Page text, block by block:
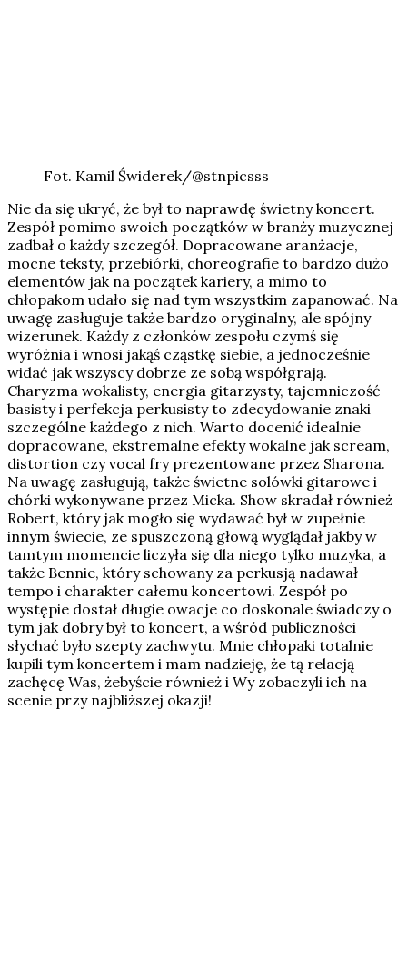
Fot. Kamil Świderek/@stnpicsss
Nie da się ukryć, że był to naprawdę świetny koncert.
Zespół pomimo swoich początków w branży muzycznej
zadbał o każdy szczegół. Dopracowane aranżacje,
mocne teksty, przebiórki, choreografie to bardzo dużo
elementów jak na początek kariery, a mimo to
chłopakom udało się nad tym wszystkim zapanować. Na
uwagę zasługuje także bardzo oryginalny, ale spójny
wizerunek. Każdy z członków zespołu czymś się
wyróżnia i wnosi jakąś cząstkę siebie, a jednocześnie
widać jak wszyscy dobrze ze sobą współgrają.
Charyzma wokalisty, energia gitarzysty, tajemniczość
basisty i perfekcja perkusisty to zdecydowanie znaki
szczególne każdego z nich. Warto docenić idealnie
dopracowane, ekstremalne efekty wokalne jak scream,
distortion czy vocal fry prezentowane przez Sharona.
Na uwagę zasługują, także świetne solówki gitarowe i
chórki wykonywane przez Micka. Show skradał również
Robert, który jak mogło się wydawać był w zupełnie
innym świecie, ze spuszczoną głową wyglądał jakby w
tamtym momencie liczyła się dla niego tylko muzyka, a
także Bennie, który schowany za perkusją nadawał
tempo i charakter całemu koncertowi. Zespół po
występie dostał długie owacje co doskonale świadczy o
tym jak dobry był to koncert, a wśród publiczności
słychać było szepty zachwytu. Mnie chłopaki totalnie
kupili tym koncertem i mam nadzieję, że tą relacją
zachęcę Was, żebyście również i Wy zobaczyli ich na
scenie przy najbliższej okazji!